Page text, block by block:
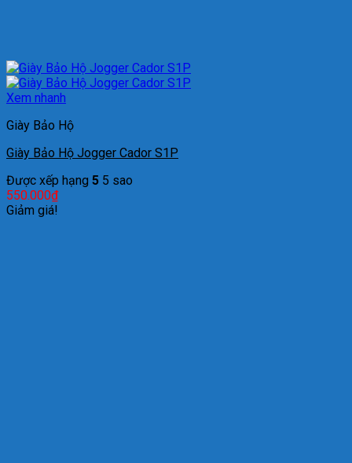
Xem nhanh
Giày Bảo Hộ
Giày Bảo Hộ Jogger Cador S1P
Được xếp hạng 5 5 sao
550.000₫
Giảm giá!